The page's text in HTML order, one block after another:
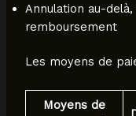
Annulation au-
remboursement
Les moyens de
Moyens de